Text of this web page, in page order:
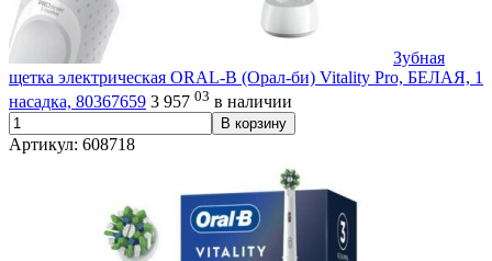
Зубная
щетка электрическая ORAL-B (Орал-би) Vitality Pro, БЕЛАЯ, 1
насадка, 80367659 3 957 03 в наличии
В корзину
Артикул: 608718